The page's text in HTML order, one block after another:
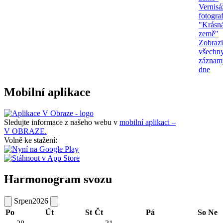
země"
dne
Mobilní aplikace
Sledujte informace z našeho webu v mobilní aplikaci –
V OBRAZE.
Volně ke stažení:
Harmonogram svozu
Srpen2026
Po
Út St Čt Pá So Ne